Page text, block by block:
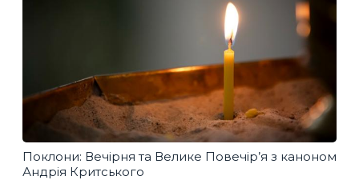
Поклони: Вечірня та Велике Повечір’я з каноном
Андрія Критського